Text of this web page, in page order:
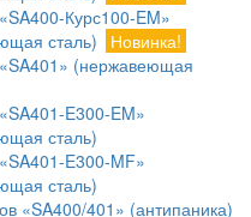
Курс100-EM»
сталь)
Новинка!
(нержавеющая
E300-EM»
сталь)
E300-MF»
сталь)
«SA400/401» (антипаника)